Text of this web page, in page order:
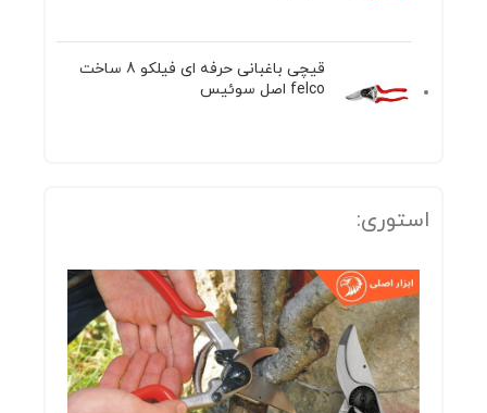
قیچی باغبانی حرفه ای فیلکو 8 ساخت
felco اصل سوئیس
استوری: